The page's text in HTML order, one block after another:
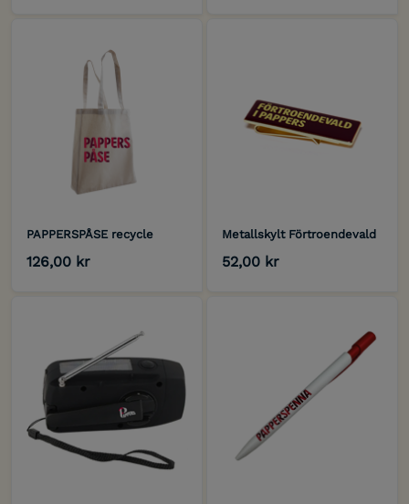
PAPPERSPÅSE recycle
126,00 kr
Metallskylt Förtroendevald
52,00 kr